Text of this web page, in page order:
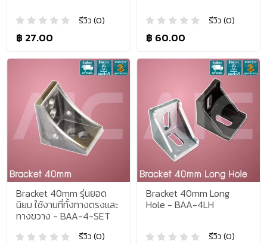
รีวิว (0)
฿ 27.00
รีวิว (0)
฿ 60.00
Bracket 40mm รุ่นยอด
นิยม ใช้งานที่ทั้งทางตรงและ
ทางขวาง - BAA-4-SET
รีวิว (0)
Bracket 40mm Long
Hole - BAA-4LH
รีวิว (0)